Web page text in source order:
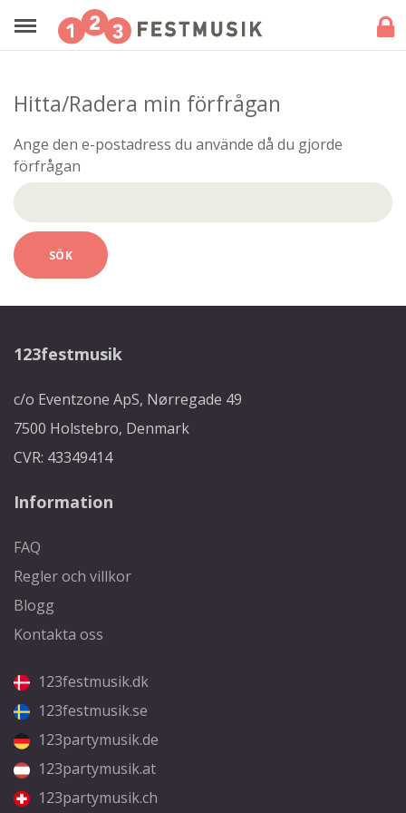
Hitta/Radera min förfrågan
Ange den e-postadress du använde då du gjorde
förfrågan
SÖK
123festmusik
c/o Eventzone ApS, Nørregade 49
7500 Holstebro, Denmark
CVR: 43349414
Information
FAQ
Regler och villkor
Blogg
Kontakta oss
123festmusik.dk
123festmusik.se
123partymusik.de
123partymusik.at
123partymusik.ch